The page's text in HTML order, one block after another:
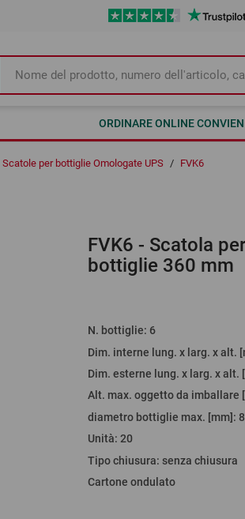
ORDINARE ONLINE
Scatole per bottiglie Omologate UPS / FVK6
FVK6 - Scatola
bottiglie 360 mm
N. bottiglie: 6
Dim. interne lung. x larg. x alt.
Dim. esterne lung. x larg. x alt.
Alt. max. oggetto da imballare
diametro bottiglie max. [mm] :
Unità: 20
Tipo chiusura: senza chiusura
Cartone ondulato